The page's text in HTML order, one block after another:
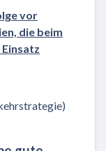
vor
die beim